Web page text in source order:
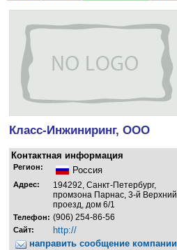
Класс-Инжиниринг, ООО
Контактная информация
Регион: Россия
Адрес:
194292, Санкт-Петербург,
промзона Парнас, 3-й Верхний
проезд, дом 6/1
Телефон: (906) 254-86-56
Сайт:
http://
направить сообщение компании